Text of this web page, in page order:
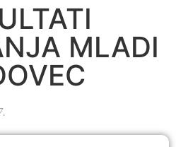
MLADI